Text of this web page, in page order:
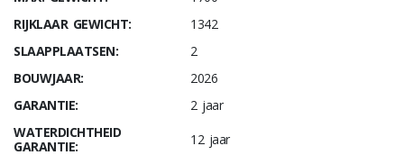
RIJKLAAR GEWICHT:
1342
SLAAPPLAATSEN:
2
BOUWJAAR:
2026
GARANTIE:
2 jaar
WATERDICHTHEID
GARANTIE:
12 jaar